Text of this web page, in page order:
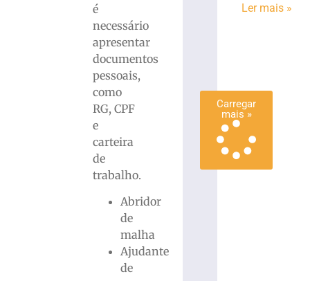
é
necessário
apresentar
documentos
pessoais,
como
RG, CPF
e
carteira
de
trabalho.
Abridor
de
malha
Ajudante
de
Carregar
mais »
Ler mais »